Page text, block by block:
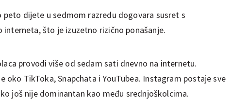
peto dijete u sedmom razredu dogovara susret s
što je izuzetno rizično ponašanje.
provodi više od sedam sati dnevno na internetu.
oko TikToka, Snapchata i YouTubea. Instagram postaje sve
još nije dominantan kao među srednjoškolcima.